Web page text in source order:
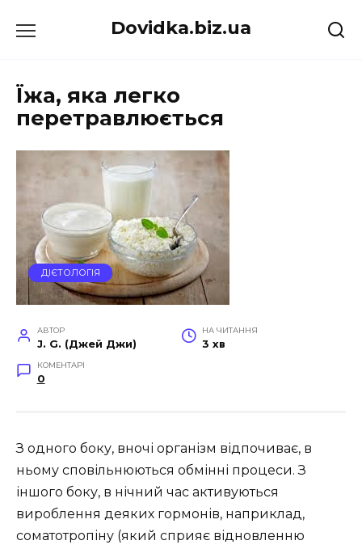
до
Dovidka.biz.ua
Їжа, яка легко
перетравлюється
ДІЄТОЛОГІЯ
АВТОР
J. G. (Джей Джи)
НА ЧИТАННЯ
3 хв
КОМЕНТАРІ
0
З одного боку, вночі організм відпочиває, в
ньому сповільнюються обмінні процеси. З
іншого боку, в нічний час активуються
вироблення деяких гормонів, наприклад,
соматотропіну (який сприяє відновленню